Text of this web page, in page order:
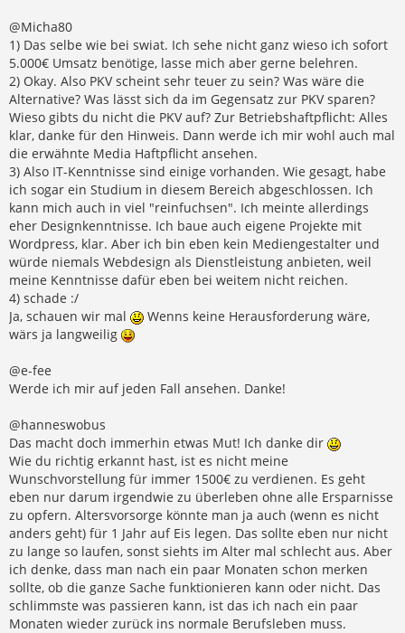
@Micha80
1) Das selbe wie bei swiat. Ich sehe nicht ganz wieso ich sofort
5.000€ Umsatz benötige, lasse mich aber gerne belehren.
2) Okay. Also PKV scheint sehr teuer zu sein? Was wäre die
Alternative? Was lässt sich da im Gegensatz zur PKV sparen?
Wieso gibts du nicht die PKV auf? Zur Betriebshaftpflicht: Alles
klar, danke für den Hinweis. Dann werde ich mir wohl auch mal
die erwähnte Media Haftpflicht ansehen.
3) Also IT-Kenntnisse sind einige vorhanden. Wie gesagt, habe
ich sogar ein Studium in diesem Bereich abgeschlossen. Ich
kann mich auch in viel "reinfuchsen". Ich meinte allerdings
eher Designkenntnisse. Ich baue auch eigene Projekte mit
Wordpress, klar. Aber ich bin eben kein Mediengestalter und
würde niemals Webdesign als Dienstleistung anbieten, weil
meine Kenntnisse dafür eben bei weitem nicht reichen.
4) schade :/
Ja, schauen wir mal
Wenns keine Herausforderung wäre,
wärs ja langweilig
@e-fee
Werde ich mir auf jeden Fall ansehen. Danke!
@hanneswobus
Das macht doch immerhin etwas Mut! Ich danke dir
Wie du richtig erkannt hast, ist es nicht meine
Wunschvorstellung für immer 1500€ zu verdienen. Es geht
eben nur darum irgendwie zu überleben ohne alle Ersparnisse
zu opfern. Altersvorsorge könnte man ja auch (wenn es nicht
anders geht) für 1 Jahr auf Eis legen. Das sollte eben nur nicht
zu lange so laufen, sonst siehts im Alter mal schlecht aus. Aber
ich denke, dass man nach ein paar Monaten schon merken
sollte, ob die ganze Sache funktionieren kann oder nicht. Das
schlimmste was passieren kann, ist das ich nach ein paar
Monaten wieder zurück ins normale Berufsleben muss.